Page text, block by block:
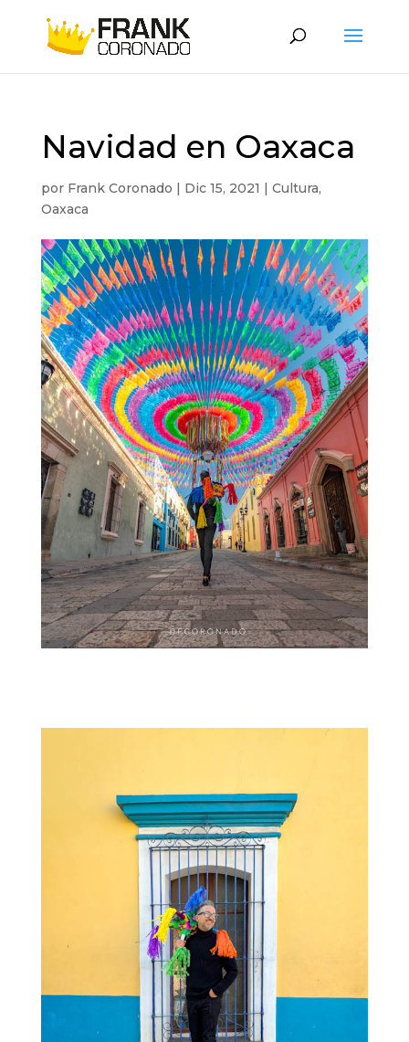
Navidad en Oaxaca
por Frank Coronado | Dic 15, 2021 | Cultura,
Oaxaca